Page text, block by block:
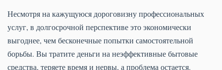
Несмотря на кажущуюся дороговизну профессиональных
услуг, в долгосрочной перспективе это экономически
выгоднее, чем бесконечные попытки самостоятельной
борьбы. Вы тратите деньги на неэффективные бытовые
средства, теряете время и нервы, а проблема остается.